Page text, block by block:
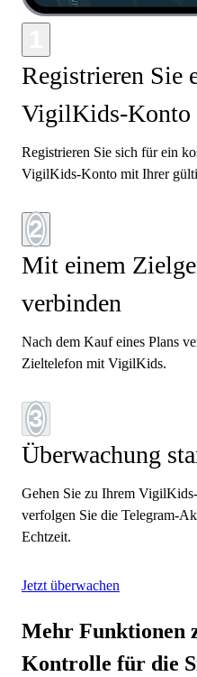
Registrieren Sie
VigilKids-Konto
Registrieren Sie sich für ein
VigilKids-Konto mit Ihrer
2
Mit einem
verbinden
Nach dem Kauf eines Plans
Zieltelefon mit VigilKids.
3
Überwachung
Gehen Sie zu Ihrem
verfolgen Sie die Telegram-
Echtzeit.
Jetzt überwachen
Mehr Funktionen
Kontrolle für die